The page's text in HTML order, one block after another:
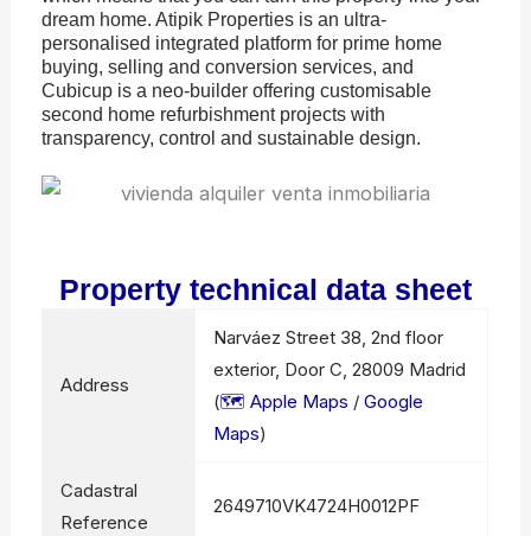
dream home. Atipik Properties is an ultra-
personalised integrated platform for prime home
buying, selling and conversion services, and
Cubicup is a neo-builder offering customisable
second home refurbishment projects with
transparency, control and sustainable design.
Property technical data sheet
Address
Narváez Street 38, 2nd floor
exterior, Door C, 28009 Madrid
(🗺️ Apple Maps /Google
Maps)
Cadastral
Reference
2649710VK4724H0012PF